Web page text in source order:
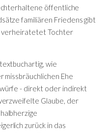
öffentliche
familiären Friedens gibt
verheiratetet Tochter
wie
missbräuchlichen Ehe
- direkt oder indirekt
Glaube, der
zurück in das